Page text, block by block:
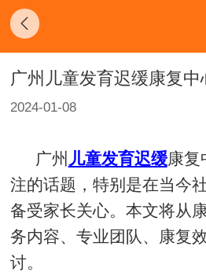
广州儿童发育迟缓康复中
2024-01-08
广州 儿童发育迟缓康复
注的话题，特别是在当今
备受家长关心。本文将从
务内容、专业团队、康复
讨。